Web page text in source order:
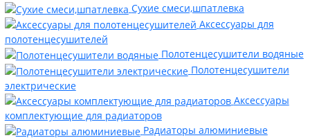
Сухие смеси,шпатлевка
Аксессуары для
полотенцесушителей
Полотенцесушители водяные
Полотенцесушители
электрические
Аксессуары
комплектующие для радиаторов
Радиаторы алюминиевые